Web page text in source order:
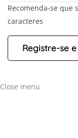
Recomenda-se que
caracteres
Close menu